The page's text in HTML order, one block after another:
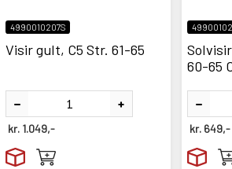
4990010207S
Visir gult, C5 Str. 61-65
kr. 1.049,-
60-65
kr. 649,-